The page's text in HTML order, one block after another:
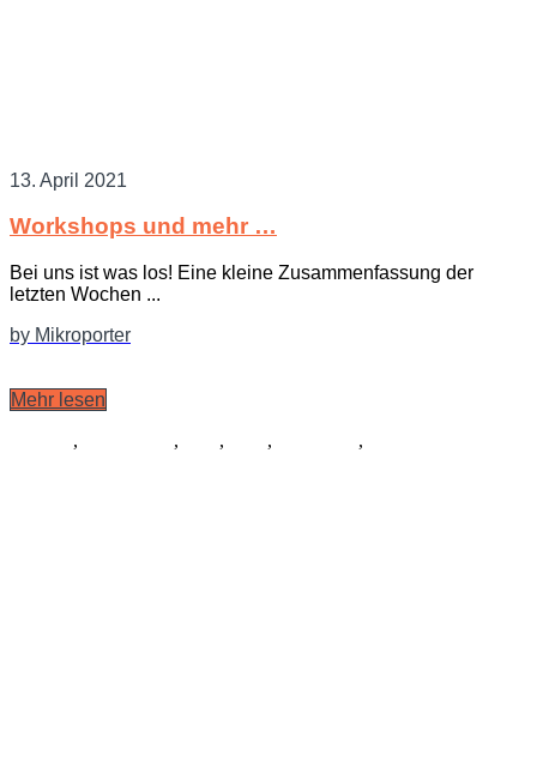
13. April 2021
Workshops und mehr …
Bei uns ist was los! Eine kleine Zusammenfassung der
letzten Wochen ...
by Mikroporter
Mehr lesen
, , , , ,